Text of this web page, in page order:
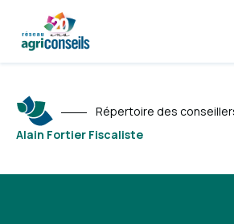
Répertoire des
Alain Fortier Fiscaliste